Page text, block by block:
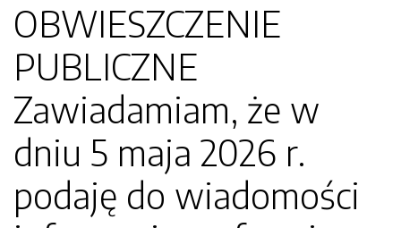
OBWIESZCZENIE
PUBLICZNE
Zawiadamiam, że w
dniu 5 maja 2026 r.
podaję do wiadomości